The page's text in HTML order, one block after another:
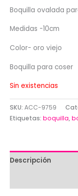
Boquilla ovalada
Medidas -10cm
Color- oro viejo
Boquilla para coser
Sin existencias
SKU: ACC-9759
Etiquetas: boquilla,
Descripción